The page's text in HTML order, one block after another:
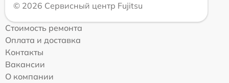
© 2026 Сервисный центр Fujitsu
Стоимость ремонта
Оплата и доставка
Контакты
Вакансии
О компании